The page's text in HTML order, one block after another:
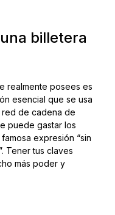
billetera
realmente posees es
esencial que se usa
red de cadena de
puede gastar los
expresión “sin
Tener tus claves
más poder y